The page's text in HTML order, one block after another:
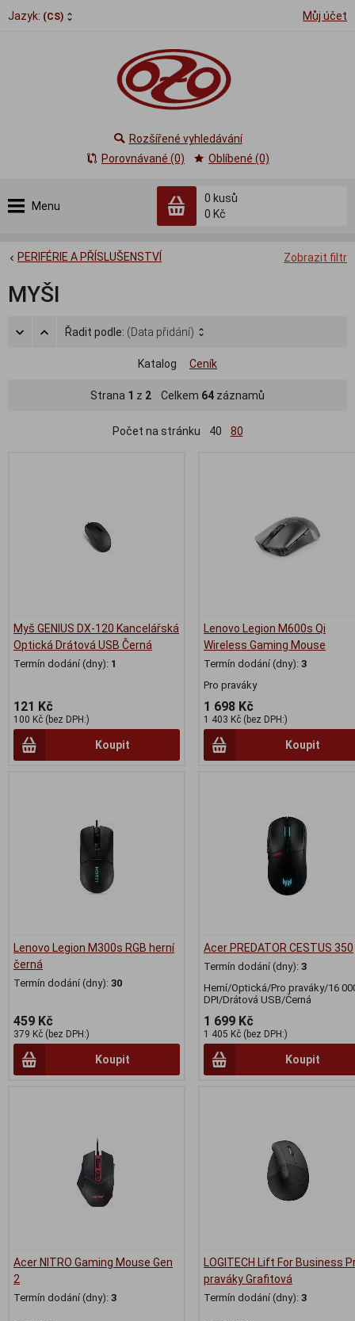
Jazyk: (CS) Můj účet
Menu
0 kusů
0 Kč
Rozšířené vyhledávání
Porovnávané (0)
Oblíbené (0)
Zobrazit filtr
PERIFÉRIE A PŘÍSLUŠENSTVÍ
MYŠI
Řadit podle: (Data přidání)
Katalog Ceník
Strana 1 z 2 Celkem 64 záznamů
Počet na stránku 40 80
Myš GENIUS DX-120 Kancelářská
Optická Drátová USB Černá
Termín dodání (dny): 1
121 Kč
100 Kč (bez DPH:)
Koupit
Lenovo Legion M600s Qi
Wireless Gaming Mouse
Termín dodání (dny): 3
Pro praváky
1 698 Kč
1 403 Kč (bez DPH:)
Koupit
Lenovo Legion M300s RGB herní
černá
Termín dodání (dny): 30
459 Kč
379 Kč (bez DPH:)
Koupit
Acer PREDATOR CESTUS 350
Termín dodání (dny): 3
Herní/Optická/Pro praváky/16
DPI/Drátová USB/Černá
1 699 Kč
1 405 Kč (bez DPH:)
Koupit
Acer NITRO Gaming Mouse Gen
2
Termín dodání (dny): 3
LOGITECH Lift For Business
praváky Grafitová
Termín dodání (dny): 3